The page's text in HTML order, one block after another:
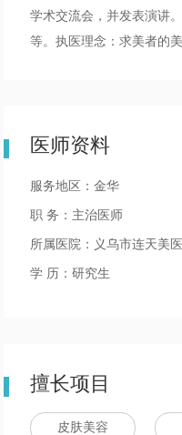
学术交流会，并发表演讲
等。执医理念：求美者的
医师资料
服务地区：金华
职 务：主治医师
所属医院：义乌市连天美
学 历：研究生
擅长项目
皮肤美容